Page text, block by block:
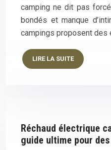
camping ne dit pas
bondés et manque
campings proposent des
LIRE LA SUITE
Réchaud électrique
guide ultime pour